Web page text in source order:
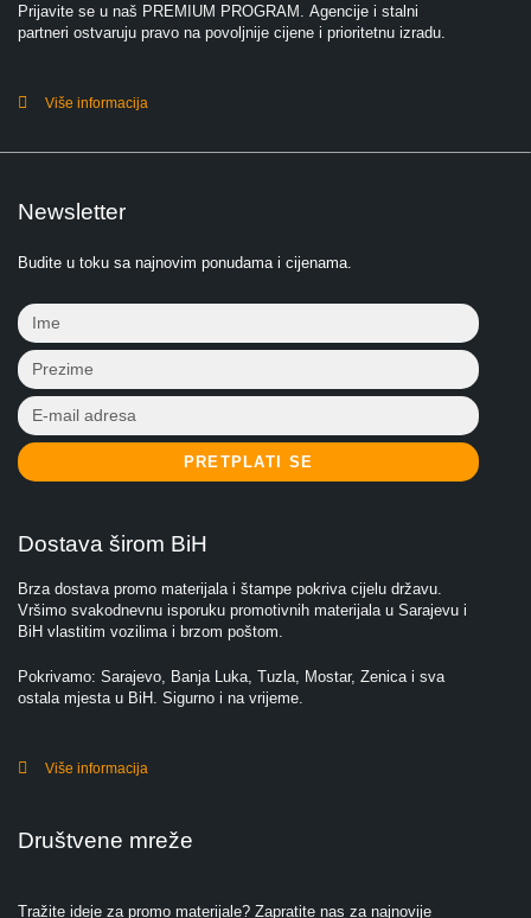
Prijavite se u naš PREMIUM PROGRAM. Agencije i stalni
partneri ostvaruju pravo na povoljnije cijene i prioritetnu izradu.
Više informacija
Newsletter
Budite u toku sa najnovim ponudama i cijenama.
PRETPLATI SE
Dostava širom BiH
Brza dostava promo materijala i štampe pokriva cijelu državu.
Vršimo svakodnevnu isporuku promotivnih materijala u Sarajevu i
BiH vlastitim vozilima i brzom poštom.
Pokrivamo: Sarajevo, Banja Luka, Tuzla, Mostar, Zenica i sva
ostala mjesta u BiH. Sigurno i na vrijeme.
Više informacija
Društvene mreže
Tražite ideje za promo materijale? Zapratite nas za najnovije